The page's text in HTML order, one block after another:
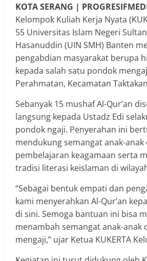
KOTASERANG |
Kelompok Kuliah Kerja Nyata
55 Universitas Islam Negeri
Hasanuddin (UIN SMH) Banten
pengabdian masyarakat berupa
kepada salah satu pondok
Perahmatan, Kecamatan
Sebanyak 15 mushaf Al-Qur’an
langsung kepada Ustadz Edi
pondok ngaji. Penyerahan ini
mendukung semangat anak-anak
pembelajaran keagamaan serta
tradisi literasi keislaman di
“Sebagai bentuk empati dan
kami menyerahkan Al-Qur’an
di sini. Semoga bantuan ini bisa
menambah semangat anak-anak
mengaji,” ujar Ketua KUKERTA